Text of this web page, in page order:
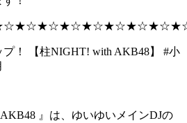
プ！ 【柱NIGHT! with AKB48】 #小
』は、ゆいゆいメインDJの